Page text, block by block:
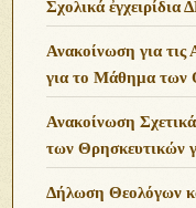
Σχολικά
Ανακοίνωση για
για το Μάθημα των
Ανακοίνωση
των Θρησκευτικών
Δήλωση Θεολόγων